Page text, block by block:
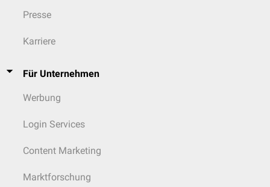
Presse
Karriere
Für Unternehmen
Werbung
Login Services
Content Marketing
Marktforschung